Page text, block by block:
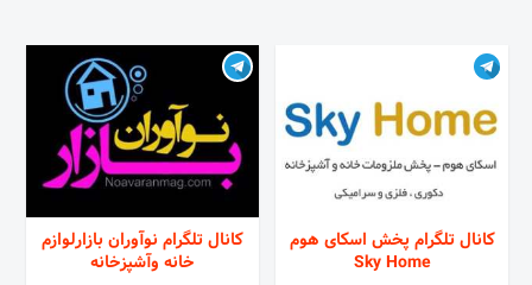
کانال تلگرام پخش اسکای هوم
Sky Home
کانال تلگرام نوآوران بازارلوازم
خانه وآشپزخانه